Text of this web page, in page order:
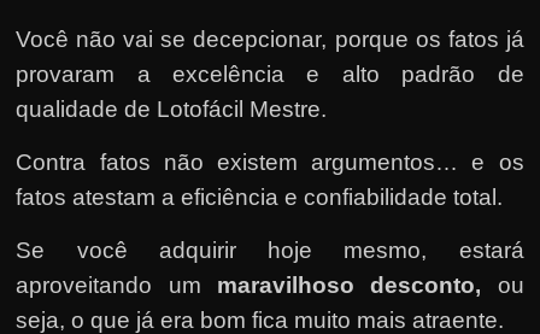
Você não vai se decepcionar, porque os fatos já
provaram a excelência e alto padrão de
qualidade de Lotofácil Mestre.
Contra fatos não existem argumentos… e os
fatos atestam a eficiência e confiabilidade total.
Se você adquirir hoje mesmo, estará
aproveitando um maravilhoso desconto, ou
seja, o que já era bom fica muito mais atraente.